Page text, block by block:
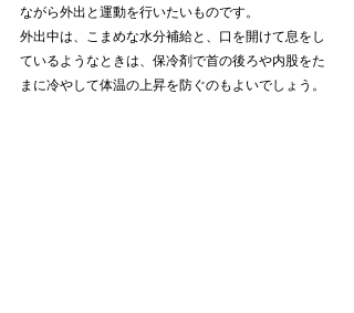
ながら外出と運動を行いたいものです。
外出中は、こまめな水分補給と、口を開けて息をし
ているようなときは、保冷剤で首の後ろや内股をた
まに冷やして体温の上昇を防ぐのもよいでしょう。